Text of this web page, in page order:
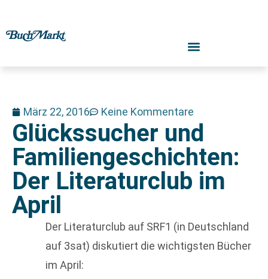
März 22, 2016 Keine Kommentare
Glückssucher und
Familiengeschichten:
Der Literaturclub im
April
Der Literaturclub auf SRF1 (in Deutschland
auf 3sat) diskutiert die wichtigsten Bücher
im April: